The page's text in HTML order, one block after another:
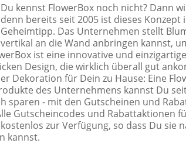
Du kennst FlowerBox noch nicht? Dann
denn bereits seit 2005 ist dieses
Geheimtipp. Das Unternehmen stellt
vertikal an die Wand anbringen kannst,
ist eine innovative und
Design, die wirklich überall gut
Dekoration für Dein zu Hause: Eine
des Unternehmens kannst Du
sparen - mit den Gutscheinen und
Gutscheincodes und Rabattaktionen
zur Verfügung, so dass Du sie
kannst.